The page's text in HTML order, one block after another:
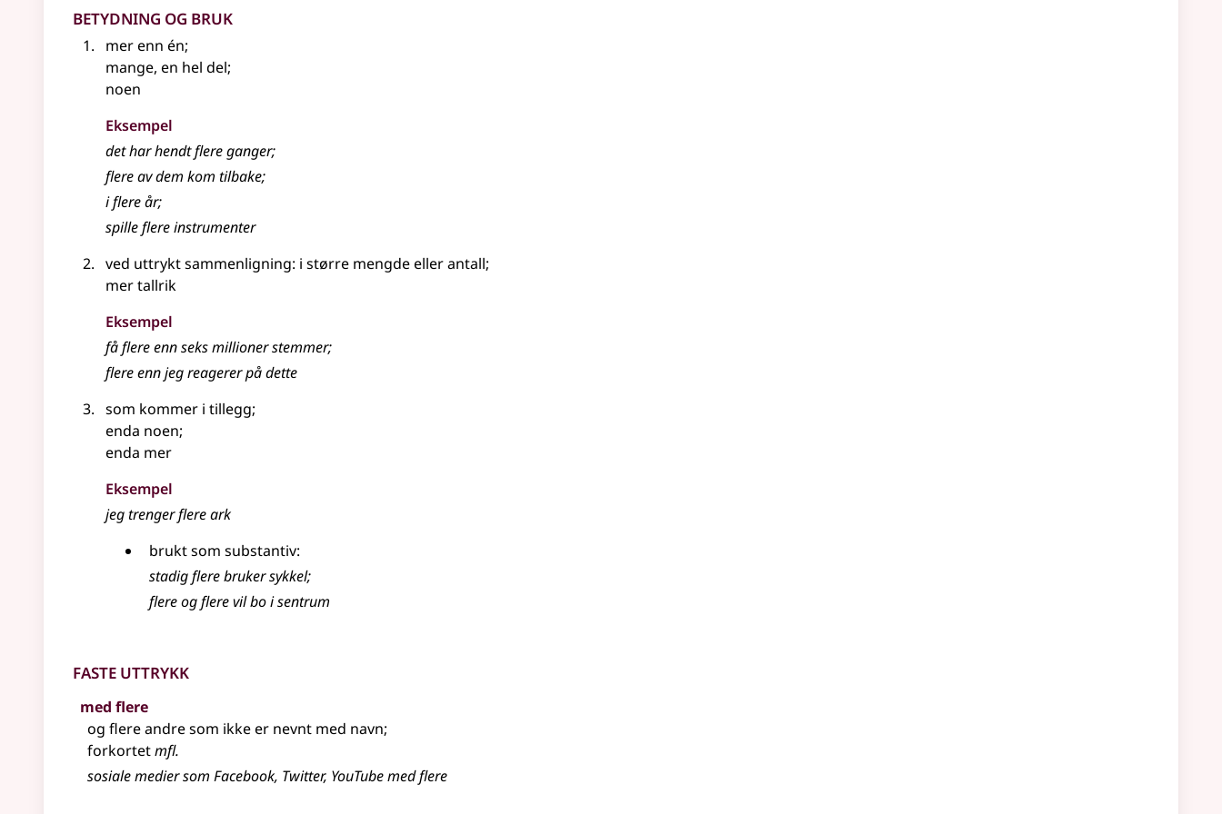
Betydning og bruk
mer enn én;
mange, en hel del;
noen
Eksempel
det har hendtflereganger;
flereav dem kom tilbake;
i flere år;
spille flere instrumenter
ved uttrykt sammenligning: i større mengdeellerantall;
mer tallrik
Eksempel
få flere enn seks millioner stemmer;
flereenn jeg reagerer på dette
som kommer i tillegg;
enda noen;
enda mer
Eksempel
jeg trengerflereark
brukt som substantiv:
stadigflerebruker sykkel;
flere og flere vil bo i sentrum
Faste uttrykk
med flere
og flere andre som ikke er nevnt med navn;
forkortetmfl.
sosiale medier som Facebook, Twitter, YouTube med flere